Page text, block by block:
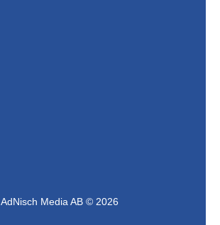
AdNisch Media AB © 2026